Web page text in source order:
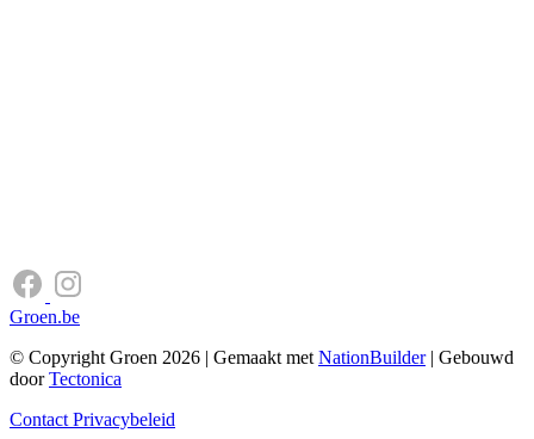
Groen.be
© Copyright Groen 2026 | Gemaakt met NationBuilder| Gebouwd
doorTectonica
Contact Privacybeleid